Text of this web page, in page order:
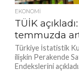
EKONOMI
TÜİK
temmuzda
Türkiye İstatistik
ilişkin Perakende
Endekslerini